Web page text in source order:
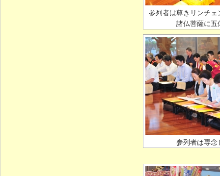
参列者は尊きリンチ
諸仏菩薩に五
参列者は専念